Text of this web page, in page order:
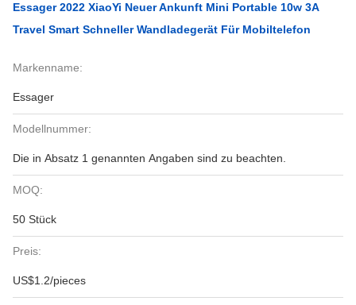
Essager 2022 XiaoYi Neuer Ankunft Mini Portable 10w 3A
Travel Smart Schneller Wandladegerät Für Mobiltelefon
Markenname:
Essager
Modellnummer:
Die in Absatz 1 genannten Angaben sind zu beachten.
MOQ:
50 Stück
Preis:
US$1.2/pieces